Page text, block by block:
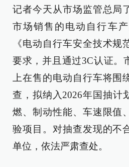
记者今天从市场监管总局
市场销售的电动自行车
《电动自行车安全技术规
要求，并且通过3C认证。
上在售的电动自行车将围
查，拟纳入2026年国抽计
燃、制动性能、车速限值
验项目。对抽查发现的不
单位，依法严肃查处。